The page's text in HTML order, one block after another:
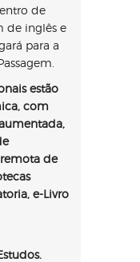
de
de inglês e
para a
estão
com
de
e-Livro